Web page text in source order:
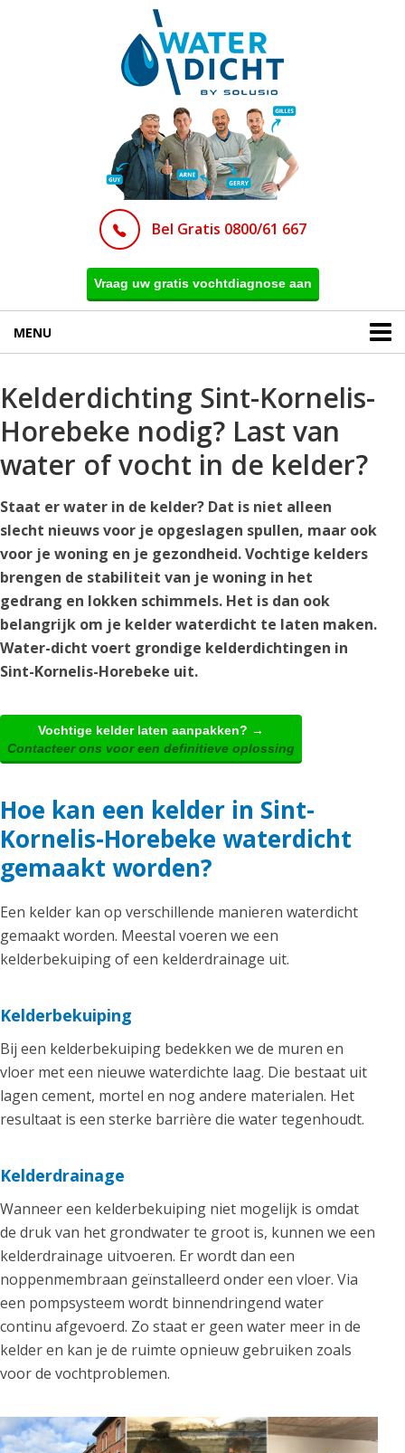
Bel Gratis 0800/61 667
Vraag uw gratis vochtdiagnose aan
MENU
Kelderdichting Sint-Kornelis-
Horebeke nodig? Last van
water of vocht in de kelder?
Staat er water in de kelder? Dat is niet alleen
slecht nieuws voor je opgeslagen spullen, maar ook
voor je woning en je gezondheid. Vochtige kelders
brengen de stabiliteit van je woning in het
gedrang en lokken schimmels. Het is dan ook
belangrijk om je kelder waterdicht te laten maken.
Water-dicht voert grondige kelderdichtingen in
Sint-Kornelis-Horebeke uit.
Vochtige kelder laten aanpakken? →
Contacteer ons voor een definitieve oplossing
Hoe kan een kelder in Sint-
Kornelis-Horebeke waterdicht
gemaakt worden?
Een kelder kan op verschillende manieren waterdicht
gemaakt worden. Meestal voeren we een
kelderbekuiping of een kelderdrainage uit.
Kelderbekuiping
Bij een kelderbekuiping bedekken we de muren en
vloer met een nieuwe waterdichte laag. Die bestaat uit
lagen cement, mortel en nog andere materialen. Het
resultaat is een sterke barrière die water tegenhoudt.
Kelderdrainage
Wanneer een kelderbekuiping niet mogelijk is omdat
de druk van het grondwater te groot is, kunnen we een
kelderdrainage uitvoeren. Er wordt dan een
noppenmembraan geïnstalleerd onder een vloer. Via
een pompsysteem wordt binnendringend water
continu afgevoerd. Zo staat er geen water meer in de
kelder en kan je de ruimte opnieuw gebruiken zoals
voor de vochtproblemen.